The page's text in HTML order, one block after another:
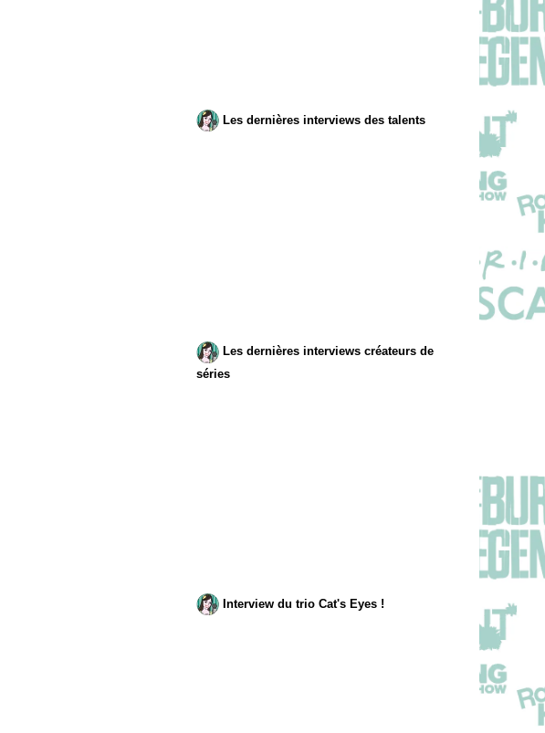
Les dernières interviews des talents
Les dernières interviews créateurs de
séries
Interview du trio Cat's Eyes !